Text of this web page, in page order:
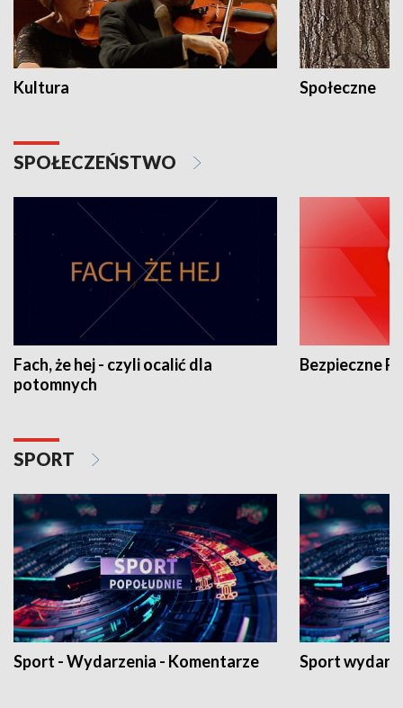
Kultura Społeczne
SPOŁECZEŃSTWO
Fach, że hej - czyli ocalić dla
potomnych
Bezpieczne
SPORT
Sport - Wydarzenia - Komentarze Sport